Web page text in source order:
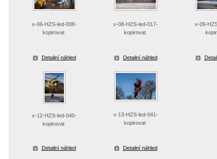
v-06-HZS-led-008-
kopirovat
Detailní náhled
v-08-HZS-led-017-
kopirovat
Detailní náhled
v-09-
v-12-HZS-led-040-
kopirovat
Detailní náhled
v-13-HZS-led-041-
kopirovat
Detailní náhled